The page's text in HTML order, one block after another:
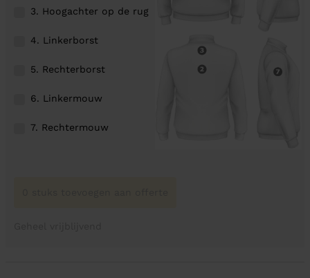
3. Hoogachter op de rug
4. Linkerborst
5. Rechterborst
6. Linkermouw
7. Rechtermouw